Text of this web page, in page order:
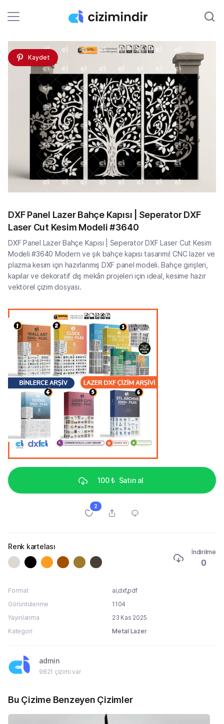
Kaydet
DXF Panel Lazer Bahçe Kapısı | Seperator DXF
Laser Cut Kesim Modeli #3640
DXF Panel Lazer Bahçe Kapısı | Seperator DXF Laser Cut Kesim
Modeli #3640 Modern ve şık bahçe kapısı tasarımı! CNC lazer ve
plazma kesim için hazırlanmış DXF panel modeli. Bahçe girişleri,
kapılar ve dekoratif dış mekân projeleri için ideal, kesime hazır
vektörel çizim dosyası.
100 ₺ Satın al
2
Renk kartelası
İndirilme
0
Format
ai,dxf,pdf
Görüntülenme
1104
Yayınlanma
23 Kas 2025
Kategori
Metal Lazer
admin
9821 çizimi var
Bu Çizime Benzeyen Çizimler